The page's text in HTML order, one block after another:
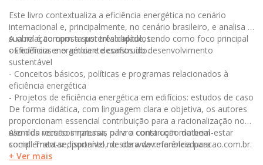
Este livro contextualiza a eficiência energética no cenário
internacional e, principalmente, no cenário brasileiro, e analisa a
sua relação com a sustentabilidade, tendo como foco principal
os edifícios e o ambiente construído.
A obra é composta por três capítulos:
- Eficiência energética e desafios do desenvolvimento
sustentável
- Conceitos básicos, políticas e programas relacionados à
eficiência energética
- Projetos de eficiência energética em edifícios: estudos de caso
De forma didática, com linguagem clara e objetiva, os autores
proporcionam essencial contribuição para a racionalização no
uso dos recursos naturais para a construção do bem-estar
social. Trata-se, portanto, de obra de referência para
estudantes, professores e profissionais que atuam na área
Alem da versão impressa, o livro conta com material
complementar disponível no site www.manoleeducacao.com.br.
+ Ver mais